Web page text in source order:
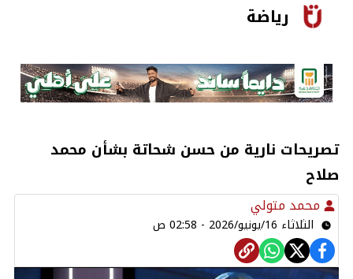
رياضة
تصريحات نارية من حسن شحاتة بشأن محمد
صلاح
محمد متولي
الثلاثاء 16/يونيو/2026 - 02:58 ص